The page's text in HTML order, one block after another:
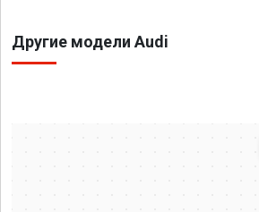
Другие модели Audi